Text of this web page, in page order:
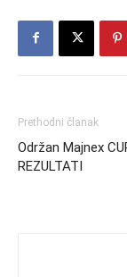
Prethodni članak
Održan Majnex
REZULTATI